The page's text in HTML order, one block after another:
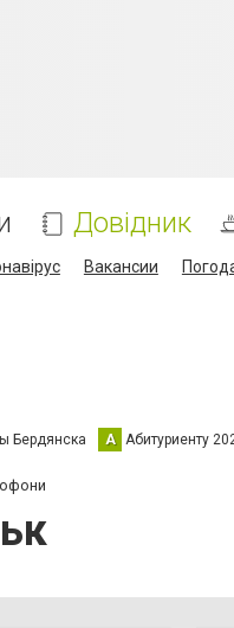
Довідник
Вакансии
Бердянска А Абитуриенту